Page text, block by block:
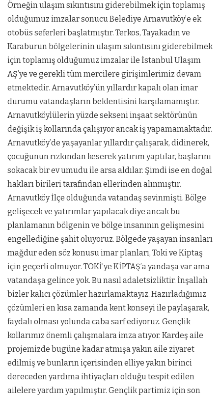
Örneğin ulaşım sıkıntısını giderebilmek için toplamış
olduğumuz imzalar sonucu Belediye Arnavutköy’e ek
otobüs seferleri başlatmıştır. Terkos, Tayakadın ve
Karaburun bölgelerinin ulaşım sıkıntısını giderebilmek
için toplamış olduğumuz imzalar ile İstanbul Ulaşım
AŞ’ye ve gerekli tüm mercilere girişimlerimiz devam
etmektedir. Arnavutköy’ün yıllardır kapalı olan imar
durumu vatandaşların beklentisini karşılamamıştır.
Arnavutköylülerin yüzde sekseni inşaat sektörünün
değişik iş kollarında çalışıyor ancak iş yapamamaktadır.
Arnavutköy’de yaşayanlar yıllardır çalışarak, didinerek,
çocuğunun rızkından keserek yatırım yaptılar, başlarını
sokacak bir ev umudu ile arsa aldılar. Şimdi ise en doğal
hakları birileri tarafından ellerinden alınmıştır.
Arnavutköy İlçe olduğunda vatandaş sevinmişti. Bölge
gelişecek ve yatırımlar yapılacak diye ancak bu
planlamanın bölgenin ve bölge insanının gelişmesini
engellediğine şahit oluyoruz. Bölgede yaşayan insanları
mağdur eden söz konusu imar planları, Toki ve Kiptaş
için geçerli olmuyor. TOKİ’ye KİPTAŞ’a yandaşa var ama
vatandaşa gelince yok. Bu nasıl adaletsizliktir. İnşallah
bizler kalıcı çözümler hazırlamaktayız. Hazırladığımız
çözümleri en kısa zamanda kent konseyi ile paylaşarak,
faydalı olması yolunda caba sarf ediyoruz. Gençlik
kollarımız önemli çalışmalara imza atıyor. Kardeş aile
projemizde bugüne kadar atmışa yakın aile ziyaret
edilmiş ve bunların içerisinden elliye yakın birinci
dereceden yardıma ihtiyaçları olduğu tespit edilen
ailelere yardım yapılmıştır. Gençlik partimiz için son